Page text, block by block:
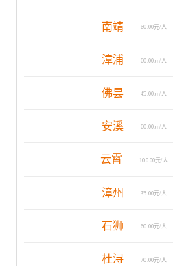
南靖 60.00元/人
漳浦 60.00元/人
佛昙 45.00元/人
安溪 60.00元/人
云霄 100.00元/人
漳州 35.00元/人
石狮 60.00元/人
杜浔 70.00元/人